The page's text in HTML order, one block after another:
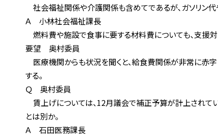
社会福祉関係や介護関係も含めてであるが、ガソリン代
Ａ 小林社会福祉課長
燃料費や施設で食事に要する材料費についても、支援対
要望 奥村委員
医療機関からも状況を聞くと、給食費関係が非常に赤字
する。
Ｑ 奥村委員
賃上げについては、12月議会で補正予算が計上されてい
とは別か。
Ａ 石田医務課長